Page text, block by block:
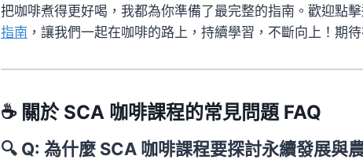
把咖啡煮得更好喝，我都為你準備了最完整的指南。歡迎點
指南 ，讓我們一起在咖啡的路上，持續學習，不斷向上！期
☕ 關於 SCA 咖啡課程的常見問題 FAQ
🔍 Q: 為什麼 SCA 咖啡課程要探討永續發展與